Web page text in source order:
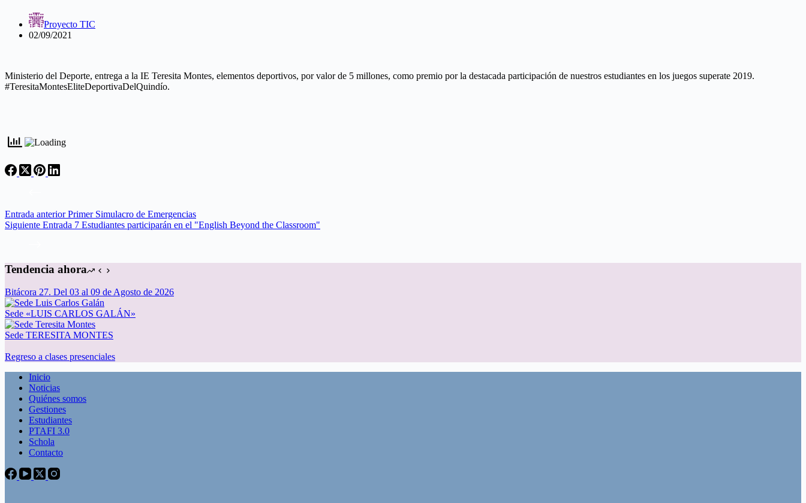
Proyecto TIC
02/09/2021
Ministerio del Deporte, entrega a la IE Teresita Montes, elementos deportivos, por valor de 5 millones, como premio por la destacada participación de nuestros estudiantes en los juegos superate 2019.
#TeresitaMontesEliteDeportivaDelQuindío.
Entrada anteriorPrimer Simulacro de Emergencias
Siguiente Entrada 7 Estudiantes participarán en el "English Beyond the Classroom"
Tendencia ahora
Bitácora 27. Del 03 al 09 de Agosto de 2026
Sede «LUIS CARLOS GALÁN»
Sede TERESITA MONTES
Regreso a clases presenciales
Inicio
Noticias
Quiénes somos
Gestiones
Estudiantes
PTAFI 3.0
Schola
Contacto